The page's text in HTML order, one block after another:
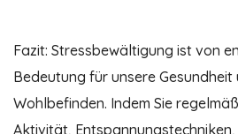
Fazit: Stressbewältigung ist von
Bedeutung für unsere Gesundheit
Wohlbefinden. Indem Sie
Aktivität,